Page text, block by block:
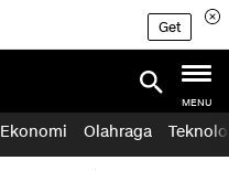
Get
MENU
Ekonomi Olahraga